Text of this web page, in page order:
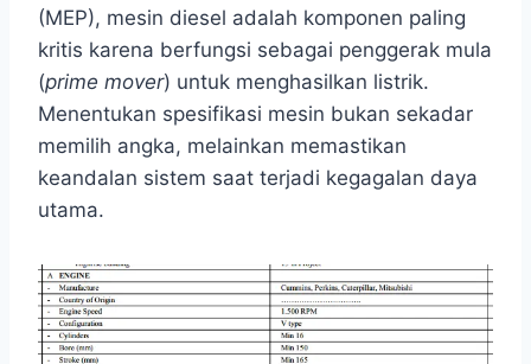
(MEP), mesin diesel adalah komponen paling
kritis karena berfungsi sebagai penggerak mula
(prime mover) untuk menghasilkan listrik.
Menentukan spesifikasi mesin bukan sekadar
memilih angka, melainkan memastikan
keandalan sistem saat terjadi kegagalan daya
utama.